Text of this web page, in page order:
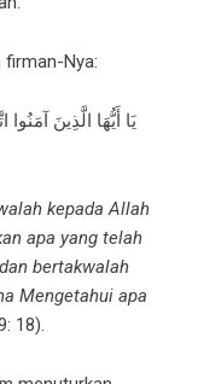
firman-Nya:
يَا أَيُّهَا الَّذِينَ
kepada Allah
apa yang telah
bertakwalah
Mengetahui apa
18).